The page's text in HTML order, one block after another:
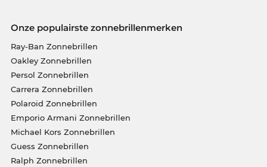
Onze populairste zonnebrillenmerken
Ray-Ban Zonnebrillen
Oakley Zonnebrillen
Persol Zonnebrillen
Carrera Zonnebrillen
Polaroid Zonnebrillen
Emporio Armani Zonnebrillen
Michael Kors Zonnebrillen
Guess Zonnebrillen
Ralph Zonnebrillen